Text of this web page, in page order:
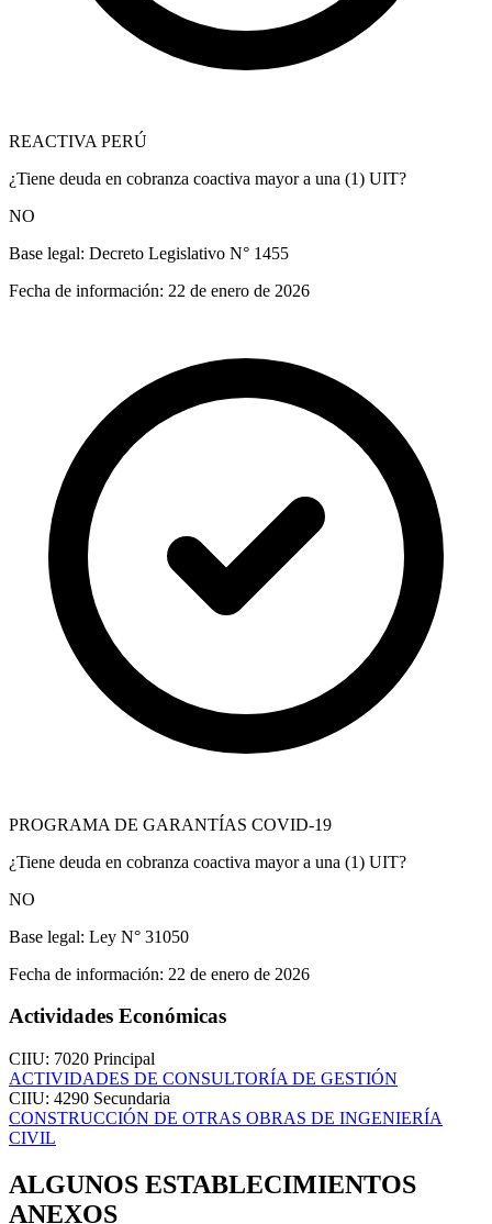
REACTIVA PERÚ
¿Tiene deuda en cobranza coactiva mayor a una (1) UIT?
NO
Base legal: Decreto Legislativo N° 1455
Fecha de información: 22 de enero de 2026
PROGRAMA DE GARANTÍAS COVID-19
¿Tiene deuda en cobranza coactiva mayor a una (1) UIT?
NO
Base legal: Ley N° 31050
Fecha de información: 22 de enero de 2026
Actividades Económicas
CIIU: 7020 Principal
ACTIVIDADES DE CONSULTORÍA DE GESTIÓN
CIIU: 4290 Secundaria
CONSTRUCCIÓN DE OTRAS OBRAS DE INGENIERÍA
CIVIL
ALGUNOS ESTABLECIMIENTOS
ANEXOS